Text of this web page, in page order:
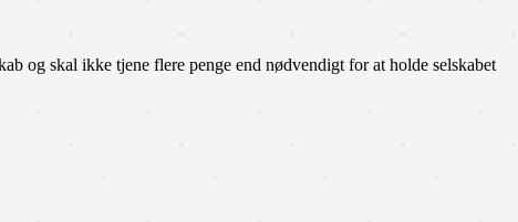
og skal ikke tjene flere penge end nødvendigt for at holde selskabet